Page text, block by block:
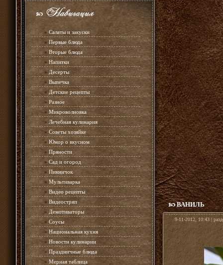
» Салаты и закуски
» Первые блюда
» Вторые блюда
» Напитки
»Десерты
» Выпечка
» Детские рецепты
» Разное
» Микроволновка
» Лечебная кулинария
» Советы хозяйке
» Юмор о вкусном
» Пряности
» Сад и огород
» Пикничок
» Мультиварка
» Видео рецепты
» Видеостряп
» Демотиваторы
» Соусы
» Национальная кухня
» Новости кулинарии
» Праздничные блюда
» Мерная таблица
ВАНИЛЬ
9-11-2012, 10:43 |